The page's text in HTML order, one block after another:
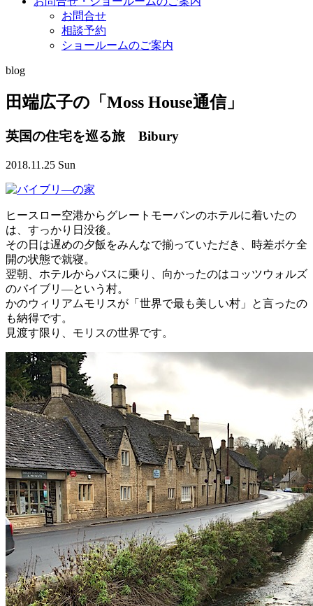
お問合せ
相談予約
ショールームのご案内
blog
田端広子の「Moss House通信」
英国の住宅を巡る旅 Bibury
2018.11.25 Sun
ヒースロー空港からグレートモーバンのホテルに着いたの
は、すっかり日没後。
その日は遅めの夕飯をみんなで揃っていただき、時差ボケ全
開の状態で就寝。
翌朝、ホテルからバスに乗り、向かったのはコッツウォルズ
のバイブリ―という村。
かのウィリアムモリスが「世界で最も美しい村」と言ったの
も納得です。
見渡す限り、モリスの世界です。